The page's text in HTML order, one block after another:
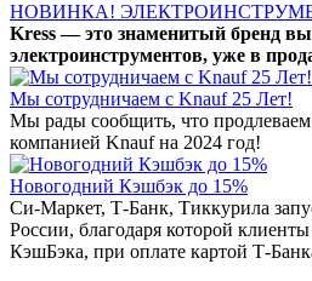
НОВИНКА!
Kress — это знаменитый бренд
электроинструментов, уже в
Мы сотрудничаем с Knauf 25 Лет!
Мы рады сообщить, что продлеваем
компанией Knauf на 2024 год!
Новогодний Кэшбэк до 15%
Си-Маркет, Т-Банк, Тиккурила
России, благодаря которой
КэшБэка, при оплате картой Т-